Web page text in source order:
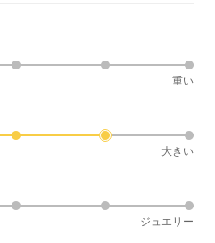
重い
大きい
ジュエリー